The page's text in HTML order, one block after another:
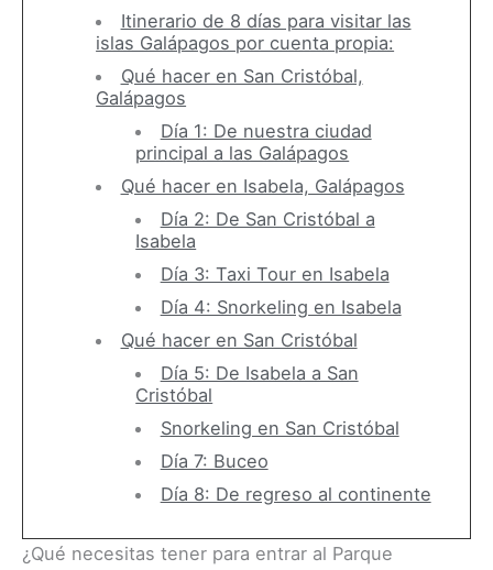
Itinerario de 8 días para visitar las
islas Galápagos por cuenta propia:
Qué hacer en San Cristóbal,
Galápagos
Día 1: De nuestra ciudad
principal a las Galápagos
Qué hacer en Isabela, Galápagos
Día 2: De San Cristóbal a
Isabela
Día 3: Taxi Tour en Isabela
Día 4: Snorkeling en Isabela
Qué hacer en San Cristóbal
Día 5: De Isabela a San
Cristóbal
Snorkeling en San Cristóbal
Día 7: Buceo
Día 8: De regreso al continente
¿Qué necesitas tener para entrar al Parque